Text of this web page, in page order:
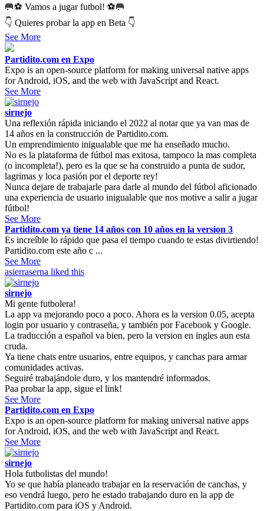
🥅⚽ Vamos a jugar futbol! ⚽🥅
👇 Quieres probar la app en Beta 👇
See More
Partidito.com en Expo
Expo is an open-source platform for making universal native apps
for Android, iOS, and the web with JavaScript and React.
See More
sirnejo
Una reflexión rápida iniciando el 2022 al notar que ya van mas de
14 años en la construcción de Partidito.com.
Un emprendimiento inigualable que me ha enseñado mucho.
No es la plataforma de fútbol mas exitosa, tampoco la mas completa
(o incompleta!), pero es la que se ha construido a punta de sudor,
lagrimas y loca pasión por el deporte rey!
Nunca dejare de trabajarle para darle al mundo del fútbol aficionado
una experiencia de usuario inigualable que nos motive a salir a jugar
fútbol!
See More
Partidito.com ya tiene 14 años con 10 años en la version 3
Es increíble lo rápido que pasa el tiempo cuando te estas divirtiendo!
Partidito.com este año c ...
See More
asierraserna liked this
sirnejo
Mi gente futbolera!
La app va mejorando poco a poco. Ahora es la version 0.05, acepta
login por usuario y contraseña, y también por Facebook y Google.
La traducción a español va bien, pero la version en ingles aun esta
cruda.
Ya tiene chats entre usuarios, entre equipos, y canchas para armar
comunidades activas.
Seguiré trabajándole duro, y los mantendré informados.
Paa probar la app, sigue el link!
See More
Partidito.com en Expo
Expo is an open-source platform for making universal native apps
for Android, iOS, and the web with JavaScript and React.
See More
sirnejo
Hola futbolistas del mundo!
Yo se que había planeado trabajar en la reservación de canchas, y
eso vendrá luego, pero he estado trabajando duro en la app de
Partidito.com para iOS y Android.